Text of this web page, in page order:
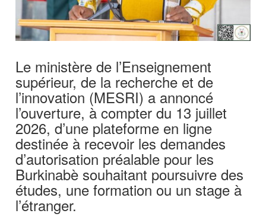
Le ministère de l’Enseignement
supérieur, de la recherche et de
l’innovation (MESRI) a annoncé
l’ouverture, à compter du 13 juillet
2026, d’une plateforme en ligne
destinée à recevoir les demandes
d’autorisation préalable pour les
Burkinabè souhaitant poursuivre des
études, une formation ou un stage à
l’étranger.